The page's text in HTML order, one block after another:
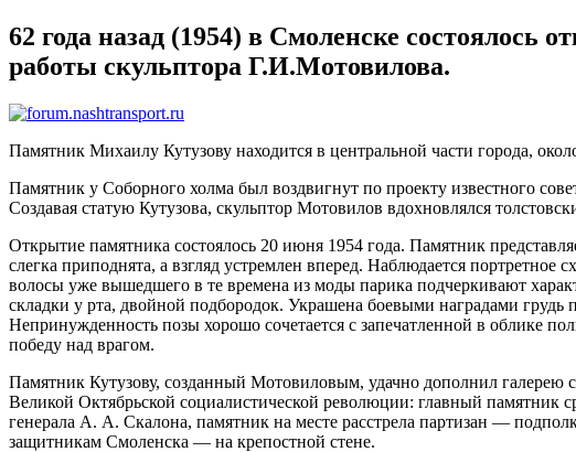
62 года назад (1954) в Смоленске
работы скульптора Г.И.Мотовилова.
Памятник Михаилу Кутузову находится в центральной части города,
Памятник у Соборного холма был воздвигнут по проекту известного
Создавая статую Кутузова, скульптор Мотовилов вдохновлялся
Открытие памятника состоялось 20 июня 1954 года. Памятник
слегка приподнята, а взгляд устремлен вперед. Наблюдается
волосы уже вышедшего в те времена из моды парика подчеркивают
складки у рта, двойной подбородок. Украшена боевыми наградами
Непринужденность позы хорошо сочетается с запечатленной в облике
победу над врагом.
Памятник Кутузову, созданный Мотовиловым, удачно дополнил
Великой Октябрьской социалистической революции: главный
генерала А. А. Скалона, памятник на месте расстрела партизан —
защитникам Смоленска — на крепостной стене.